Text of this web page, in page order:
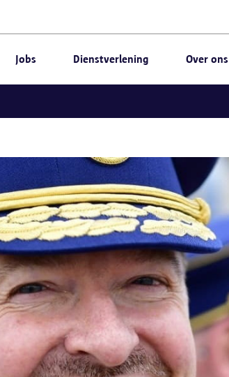
Jobs Dienstverlening Over ons